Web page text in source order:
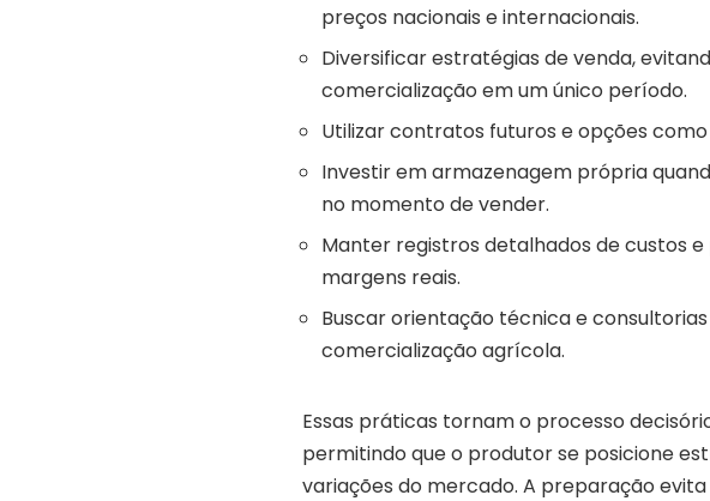
preços nacionais e internacionais.
Diversificar estratégias de venda,
comercialização em um único período.
Utilizar contratos futuros e opções
Investir em armazenagem própria
no momento de vender.
Manter registros detalhados de custos
margens reais.
Buscar orientação técnica e
comercialização agrícola.
Essas práticas tornam o processo
permitindo que o produtor se posicione
variações do mercado. A preparação